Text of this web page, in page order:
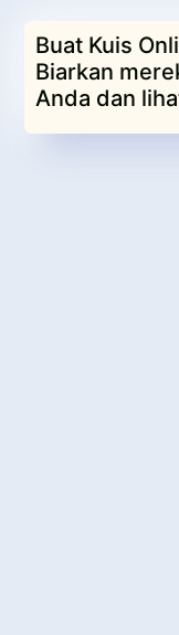
Buat Kuis
Biarkan
Anda dan